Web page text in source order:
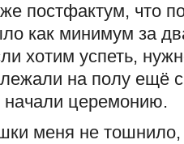
постфактум, что
как минимум за
хотим успеть,
на полу ещё
начали церемонию.
меня не тошнило,